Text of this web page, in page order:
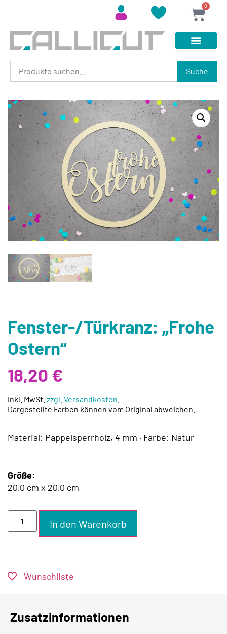
0
Suche
Fenster-/Türkranz: „Frohe
Ostern“
18,20 €
inkl. MwSt. zzgl. Versandkosten
Dargestellte Farben können vom Original abweichen.
Material: Pappelsperrholz, 4 mm · Farbe: Natur
Größe:
20,0 cm x 20,0 cm
In den Warenkorb
Wunschliste
Zusatzinformationen